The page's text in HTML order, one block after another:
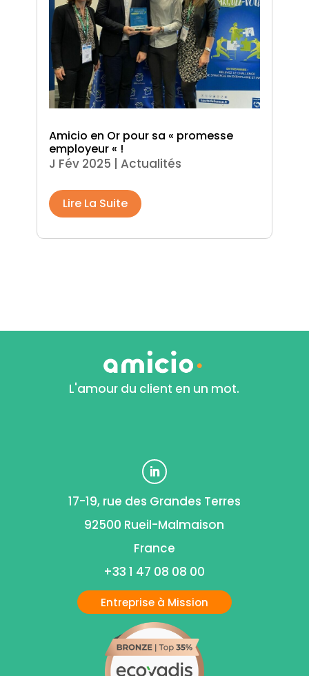
Amicio en Or pour sa « promesse
employeur « !
J Fév 2025 | Actualités
Lire La Suite
L'amour du client en un mot.
17-19, rue des Grandes Terres
92500 Rueil-Malmaison
France
+33 1 47 08 08 00
Entreprise à Mission